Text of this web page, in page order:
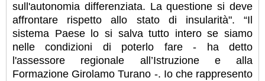
sull'autonomia differenziata. La questione si deve
affrontare rispetto allo stato di insularità". “Il
sistema Paese lo si salva tutto intero se siamo
nelle condizioni di poterlo fare - ha detto
l'assessore regionale all’Istruzione e alla
Formazione Girolamo Turano -. Io che rappresento